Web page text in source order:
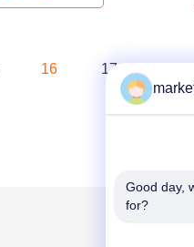
16 17
Good day,
for?